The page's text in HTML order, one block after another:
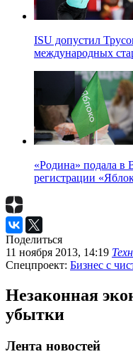
ISU допустил
международных
«Родина» подала в
регистрации
Поделиться
11 ноября 2013, 14:19
Спецпроект: Бизнес с
Незаконная
убытки
Лента новостей